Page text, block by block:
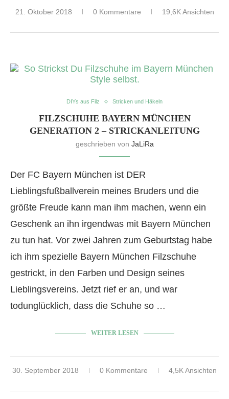
21. Oktober 2018 0 Kommentare 19,6K Ansichten
DIYs aus Filz Stricken und Häkeln
FILZSCHUHE BAYERN MÜNCHEN
GENERATION 2 – STRICKANLEITUNG
geschrieben von JaLiRa
Der FC Bayern München ist DER
Lieblingsfußballverein meines Bruders und die
größte Freude kann man ihm machen, wenn ein
Geschenk an ihn irgendwas mit Bayern München
zu tun hat. Vor zwei Jahren zum Geburtstag habe
ich ihm spezielle Bayern München Filzschuhe
gestrickt, in den Farben und Design seines
Lieblingsvereins. Jetzt rief er an, und war
todunglücklich, dass die Schuhe so …
WEITER LESEN
30. September 2018 0 Kommentare 4,5K Ansichten